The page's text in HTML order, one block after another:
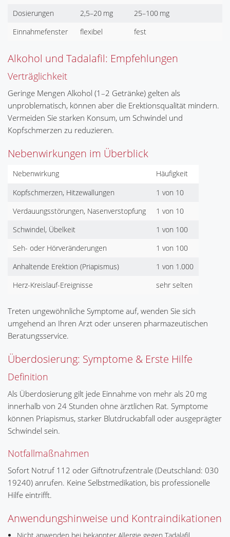
Dosierungen
2,5–20 mg
25–100 mg
Einnahmefenster
flexibel fest
Alkohol und Tadalafil: Empfehlungen
Verträglichkeit
Geringe Mengen Alkohol (1–2 Getränke) gelten als
unproblematisch, können aber die Erektionsqualität mindern.
Vermeiden Sie starken Konsum, um Schwindel und
Kopfschmerzen zu reduzieren.
Nebenwirkungen im Überblick
Nebenwirkung
Häufigkeit
Kopfschmerzen, Hitzewallungen
1 von 10
Verdauungsstörungen, Nasenverstopfung
1 von 10
Schwindel, Übelkeit
1 von 100
Seh- oder Hörveränderungen
1 von 100
Anhaltende Erektion (Priapismus)
1 von 1.000
Herz-Kreislauf-Ereignisse
sehr selten
Treten ungewöhnliche Symptome auf, wenden Sie sich
umgehend an Ihren Arzt oder unseren pharmazeutischen
Beratungsservice.
Überdosierung: Symptome & Erste Hilfe
Definition
Als Überdosierung gilt jede Einnahme von mehr als 20 mg
innerhalb von 24 Stunden ohne ärztlichen Rat. Symptome
können Priapismus, starker Blutdruckabfall oder ausgeprägter
Schwindel sein.
Notfallmaßnahmen
Sofort Notruf 112 oder Giftnotrufzentrale (Deutschland: 030
19240) anrufen. Keine Selbstmedikation, bis professionelle
Hilfe eintrifft.
Anwendungshinweise und Kontraindikationen